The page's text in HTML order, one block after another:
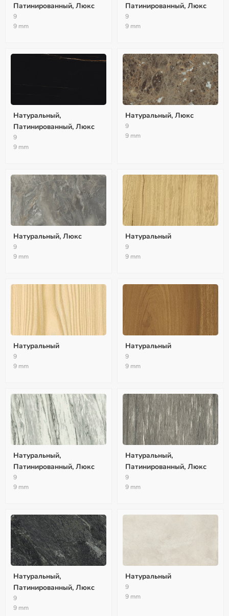
Патинированный, Люкс
9
9 mm
Патинированный, Люкс
9
9 mm
Натуральный,
Патинированный, Люкс
9
9 mm
Натуральный, Люкс
9
9 mm
Натуральный, Люкс
9
9 mm
Натуральный
9
9 mm
Натуральный
9
9 mm
Натуральный
9
9 mm
Натуральный,
Патинированный, Люкс
9
9 mm
Натуральный,
Патинированный, Люкс
9
9 mm
Натуральный,
Патинированный, Люкс
9
9 mm
Натуральный
9
9 mm